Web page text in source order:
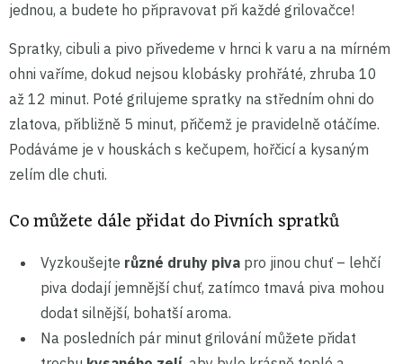
jednou, a budete ho připravovat při každé grilovačce!
Spratky, cibuli a pivo přivedeme v hrnci k varu a na mírném
ohni vaříme, dokud nejsou klobásky prohřáté, zhruba 10
až 12 minut. Poté grilujeme spratky na středním ohni do
zlatova, přibližně 5 minut, přičemž je pravidelně otáčíme.
Podáváme je v houskách s kečupem, hořčicí a kysaným
zelím dle chuti.
Co můžete dále přidat do Pivních spratků
Vyzkoušejte různé druhy piva pro jinou chuť – lehčí
piva dodají jemnější chuť, zatímco tmavá piva mohou
dodat silnější, bohatší aroma.
Na posledních pár minut grilování můžete přidat